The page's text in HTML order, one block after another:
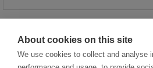
1 / 3
About cookies on this site
We use cookies to collect and analyse